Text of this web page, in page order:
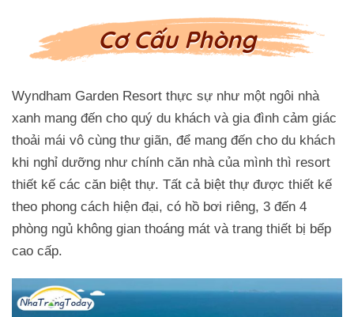
Cơ Cấu Phòng
Wyndham Garden Resort thực sự như một ngôi nhà
xanh mang đến cho quý du khách và gia đình cảm giác
thoải mái vô cùng thư giãn, để mang đến cho du khách
khi nghỉ dưỡng như chính căn nhà của mình thì resort
thiết kế các căn biệt thự. Tất cả biệt thự được thiết kế
theo phong cách hiện đại, có hồ bơi riêng, 3 đến 4
phòng ngủ không gian thoáng mát và trang thiết bị bếp
cao cấp.